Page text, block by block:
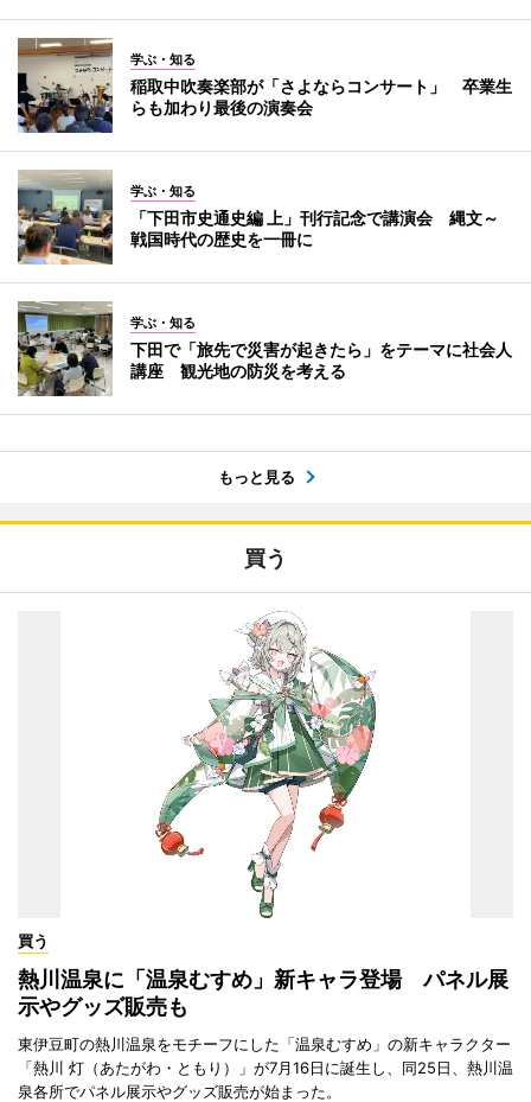
学ぶ・知る
稲取中吹奏楽部が「さよならコンサート」 卒業生
らも加わり最後の演奏会
学ぶ・知る
「下田市史通史編 上」刊行記念で講演会 縄文～
戦国時代の歴史を一冊に
学ぶ・知る
下田で「旅先で災害が起きたら」をテーマに社会人
講座 観光地の防災を考える
もっと見る
買う
買う
熱川温泉に「温泉むすめ」新キャラ登場 パネル展
示やグッズ販売も
東伊豆町の熱川温泉をモチーフにした「温泉むすめ」の新キャラクター
「熱川 灯（あたがわ・ともり）」が7月16日に誕生し、同25日、熱川温
泉各所でパネル展示やグッズ販売が始まった。